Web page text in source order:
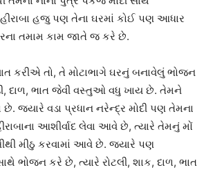
હજુ પણ તેના ઘરમાં કોઈ પણ આધાર
તમામ કામ જાતે જ કરે છે.
કરીએ તો, તે મોટાભાગે ઘરનું બનાવેલું ભોજન
દાળ, ભાત જેવી વસ્તુઓ વધુ ખાય છે. તેમને
જ્યારે વડા પ્રધાન નરેન્દ્ર મોદી પણ તેમના
આશીર્વાદ લેવા આવે છે, ત્યારે તેમનું મોં
મીઠુ કરવામાં આવે છે. જ્યારે પણ
ભોજન કરે છે, ત્યારે રોટલી, શાક, દાળ, ભાત